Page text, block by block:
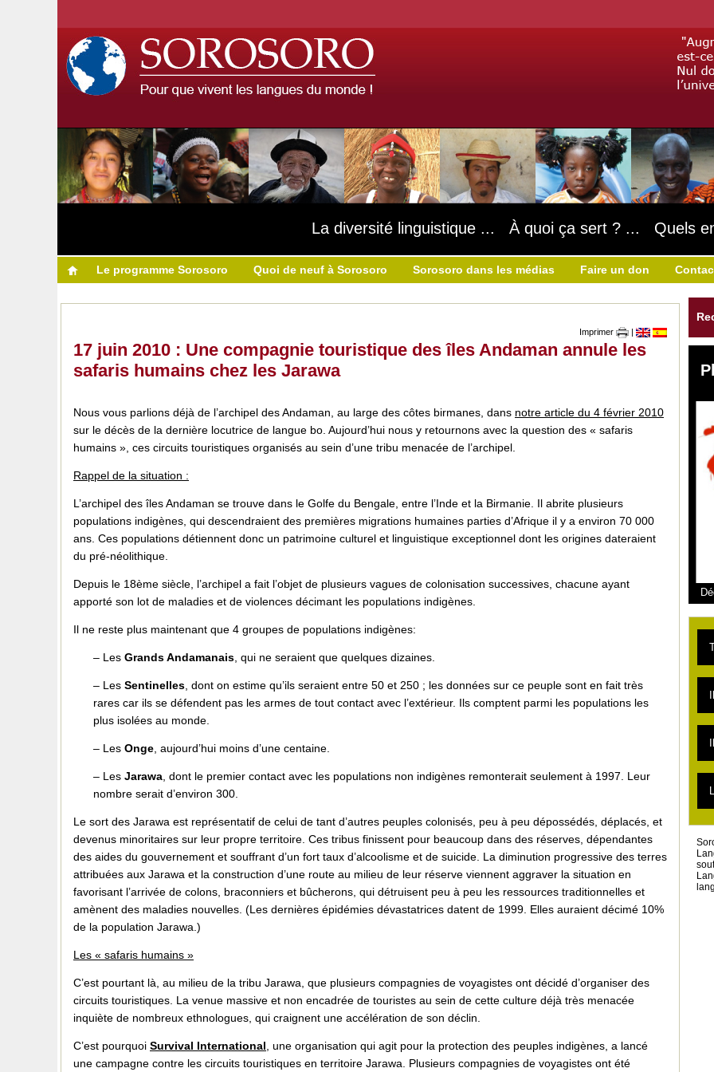
La diversité linguistique ... À quoi ça sert ? ... Quels
Le programme Sorosoro Quoi de neuf à Sorosoro Sorosoro dans les médias Faire un don
Imprimer |
17 juin 2010 : Une compagnie touristique des îles Andaman annule les
safaris humains chez les Jarawa
Nous vous parlions déjà de l’archipel des Andaman, au large des côtes birmanes, dans notre article du 4 février 2010
sur le décès de la dernière locutrice de langue bo. Aujourd’hui nous y retournons avec la question des « safaris
humains », ces circuits touristiques organisés au sein d’une tribu menacée de l’archipel.
Rappel de la situation :
L’archipel des îles Andaman se trouve dans le Golfe du Bengale, entre l’Inde et la Birmanie. Il abrite plusieurs
populations indigènes, qui descendraient des premières migrations humaines parties d’Afrique il y a environ 70 000
ans. Ces populations détiennent donc un patrimoine culturel et linguistique exceptionnel dont les origines dateraient
du pré-néolithique.
Depuis le 18ème siècle, l’archipel a fait l’objet de plusieurs vagues de colonisation successives, chacune ayant
apporté son lot de maladies et de violences décimant les populations indigènes.
Il ne reste plus maintenant que 4 groupes de populations indigènes:
– Les Grands Andamanais , qui ne seraient que quelques dizaines.
– Les Sentinelles , dont on estime qu’ils seraient entre 50 et 250 ; les données sur ce peuple sont en fait très
rares car ils se défendent pas les armes de tout contact avec l’extérieur. Ils comptent parmi les populations les
plus isolées au monde.
– Les Onge , aujourd’hui moins d’une centaine.
– Les Jarawa , dont le premier contact avec les populations non indigènes remonterait seulement à 1997. Leur
nombre serait d’environ 300.
Le sort des Jarawa est représentatif de celui de tant d’autres peuples colonisés, peu à peu dépossédés, déplacés, et
devenus minoritaires sur leur propre territoire. Ces tribus finissent pour beaucoup dans des réserves, dépendantes
des aides du gouvernement et souffrant d’un fort taux d’alcoolisme et de suicide. La diminution progressive des terres
attribuées aux Jarawa et la construction d’une route au milieu de leur réserve viennent aggraver la situation en
favorisant l’arrivée de colons, braconniers et bûcherons, qui détruisent peu à peu les ressources traditionnelles et
amènent des maladies nouvelles. (Les dernières épidémies dévastatrices datent de 1999. Elles auraient décimé 10%
de la population Jarawa.)
Les « safaris humains »
C’est pourtant là, au milieu de la tribu Jarawa, que plusieurs compagnies de voyagistes ont décidé d’organiser des
circuits touristiques. La venue massive et non encadrée de touristes au sein de cette culture déjà très menacée
inquiète de nombreux ethnologues, qui craignent une accélération de son déclin.
C’est pourquoi Survival International , une organisation qui agit pour la protection des peuples indigènes, a lancé
une campagne contre les circuits touristiques en territoire Jarawa. Plusieurs compagnies de voyagistes ont été